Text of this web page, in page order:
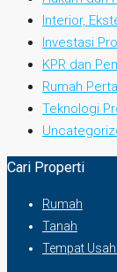
Interior,
Investasi
KPR dan
Rumah
Teknologi
Cari Properti
Rumah
Tanah
Tempat